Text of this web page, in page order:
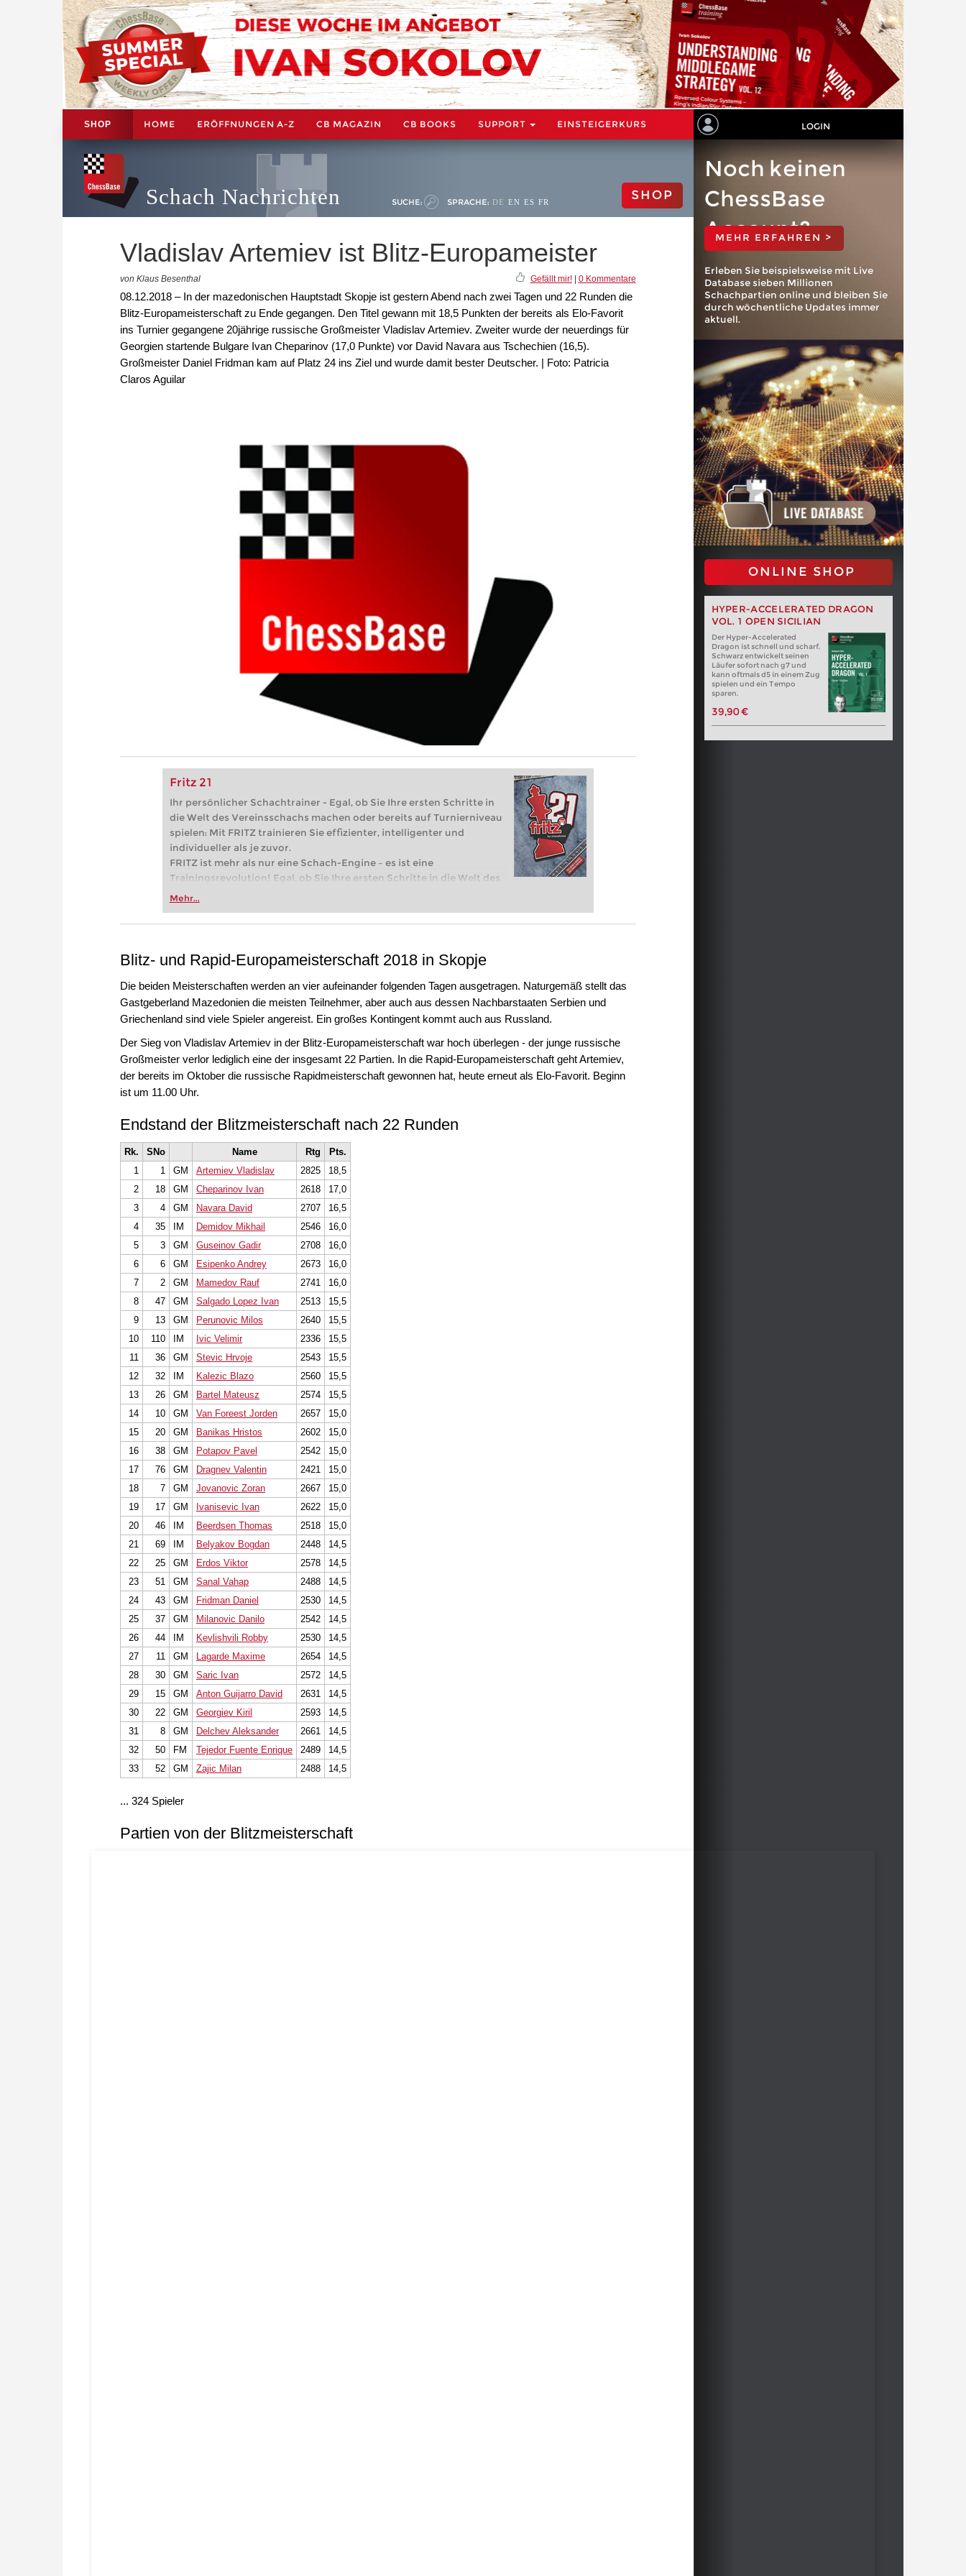
SHOP HOME ERÖFFNUNGEN A-Z CB MAGAZIN CB BOOKS SUPPORT EINSTEIGERKURS LOGIN
Schach Nachrichten SUCHE: SPRACHE: DE EN ES FR SHOP
Vladislav Artemiev ist Blitz-Europameister
von Klaus Besenthal Gefällt mir!| 0 Kommentare
08.12.2018 – In der mazedonischen Hauptstadt Skopje ist gestern Abend nach zwei Tagen und 22 Runden die
Blitz-Europameisterschaft zu Ende gegangen. Den Titel gewann mit 18,5 Punkten der bereits als Elo-Favorit
ins Turnier gegangene 20jährige russische Großmeister Vladislav Artemiev. Zweiter wurde der neuerdings für
Georgien startende Bulgare Ivan Cheparinov (17,0 Punkte) vor David Navara aus Tschechien (16,5).
Großmeister Daniel Fridman kam auf Platz 24 ins Ziel und wurde damit bester Deutscher. | Foto: Patricia
Claros Aguilar
Fritz 21
Ihr persönlicher Schachtrainer - Egal, ob Sie Ihre ersten Schritte in
die Welt des Vereinsschachs machen oder bereits auf Turnierniveau
spielen: Mit FRITZ trainieren Sie effizienter, intelligenter und
individueller als je zuvor.
FRITZ ist mehr als nur eine Schach-Engine – es ist eine
Trainingsrevolution! Egal, ob Sie Ihre ersten Schritte in die Welt des
Vereinsschachs machen oder bereits auf Turnierniveau spielen: Mit
zuvor.
Mehr...
Noch keinen
ChessBase
Account?
MEHR ERFAHREN >
Erleben Sie beispielsweise mit Live
Database sieben Millionen
Schachpartien online und bleiben Sie
durch wöchentliche Updates immer
aktuell.
ONLINE SHOP
HYPER-ACCELERATED DRAGON
VOL. 1 OPEN SICILIAN
Der Hyper-Accelerated
Dragon ist schnell und scharf.
Schwarz entwickelt seinen
Läufer sofort nach g7 und
kann oftmals d5 in einem Zug
spielen und ein Tempo
sparen.
39,90 €
Blitz- und Rapid-Europameisterschaft 2018 in Skopje
Die beiden Meisterschaften werden an vier aufeinander folgenden Tagen ausgetragen. Naturgemäß stellt das
Gastgeberland Mazedonien die meisten Teilnehmer, aber auch aus dessen Nachbarstaaten Serbien und
Griechenland sind viele Spieler angereist. Ein großes Kontingent kommt auch aus Russland.
Der Sieg von Vladislav Artemiev in der Blitz-Europameisterschaft war hoch überlegen - der junge russische
Großmeister verlor lediglich eine der insgesamt 22 Partien. In die Rapid-Europameisterschaft geht Artemiev,
der bereits im Oktober die russische Rapidmeisterschaft gewonnen hat, heute erneut als Elo-Favorit. Beginn
ist um 11.00 Uhr.
Endstand der Blitzmeisterschaft nach 22 Runden
Rk. SNo Name Rtg
Pts.
1
1 GM Artemiev Vladislav 2825
18,5
2
18 GM Cheparinov Ivan 2618
17,0
3
4 GM Navara David 2707
16,5
4
35 IM Demidov Mikhail 2546
16,0
5
3 GM Guseinov Gadir 2708
16,0
6
6 GM Esipenko Andrey 2673
16,0
7
2 GM Mamedov Rauf 2741
16,0
8
47 GM Salgado Lopez Ivan 2513
15,5
9
13 GM Perunovic Milos 2640
15,5
10
110 IM Ivic Velimir 2336
15,5
11
36 GM Stevic Hrvoje 2543
15,5
12
32 IM Kalezic Blazo 2560
15,5
13
26 GM Bartel Mateusz 2574
15,5
14
10 GM Van Foreest Jorden 2657
15,0
15
20 GM Banikas Hristos 2602
15,0
16
38 GM Potapov Pavel 2542
15,0
17
76 GM Dragnev Valentin 2421
15,0
18
7 GM Jovanovic Zoran 2667
15,0
19
17 GM Ivanisevic Ivan 2622
15,0
20
46 IM Beerdsen Thomas 2518
15,0
21
69 IM Belyakov Bogdan 2448
14,5
22
25 GM Erdos Viktor 2578
14,5
23
51 GM Sanal Vahap 2488
14,5
24
43 GM Fridman Daniel 2530
14,5
25
37 GM Milanovic Danilo 2542
14,5
26
44 IM Kevlishvili Robby 2530
14,5
27
11 GM Lagarde Maxime 2654
14,5
28
30 GM Saric Ivan 2572
14,5
29
15 GM Anton Guijarro David 2631
14,5
30
22 GM Georgiev Kiril 2593
14,5
31
8 GM Delchev Aleksander 2661
14,5
32
50 FM Tejedor Fuente Enrique 2489
14,5
33
52 GM Zajic Milan 2488 14,5
... 324 Spieler
Partien von der Blitzmeisterschaft